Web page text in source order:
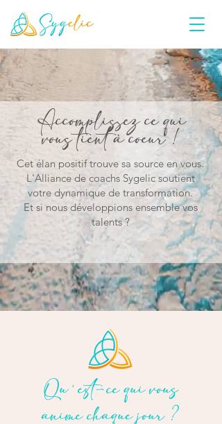
Accomplissez ce qui
vous tient à cœur !
Cet élan positif trouve sa source en vous.
L'Alliance de coachs Sygelic soutient
votre dynamique de transformation.
Et si nous développions ensemble vos
talents ?
Qu'est-ce qui vous
anime chaque jour ?